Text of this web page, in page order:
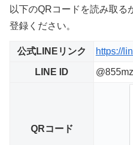
以下のQRコードを読み取る
登録ください。
公式LINEリンク https://
LINE ID
QRコード